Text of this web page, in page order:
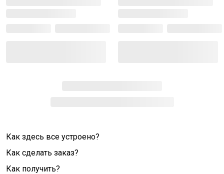
Как здесь все устроено?
Как сделать заказ?
Как получить?